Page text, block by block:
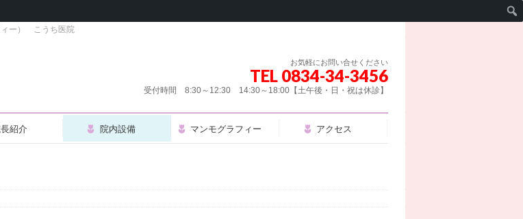
ィー） こうち医院
お気軽にお問い合せください
TEL 0834-34-3456
受付時間 8:30～12:30 14:30～18:00【土午後・日・祝は休診】
紹介 院内設備 マンモグラフィー アクセス